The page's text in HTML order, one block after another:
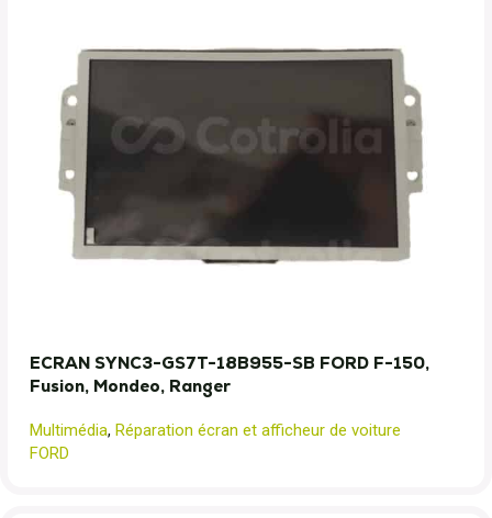
ECRAN SYNC3-GS7T-18B955-SB FORD F-150,
Fusion, Mondeo, Ranger
Multimédia, Réparation écran et afficheur de voiture
FORD